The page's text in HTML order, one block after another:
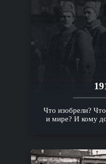
Что изобрели?
и мире? И кому